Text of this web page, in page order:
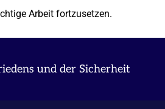
Arbeit fortzusetzen.
und der Sicherheit